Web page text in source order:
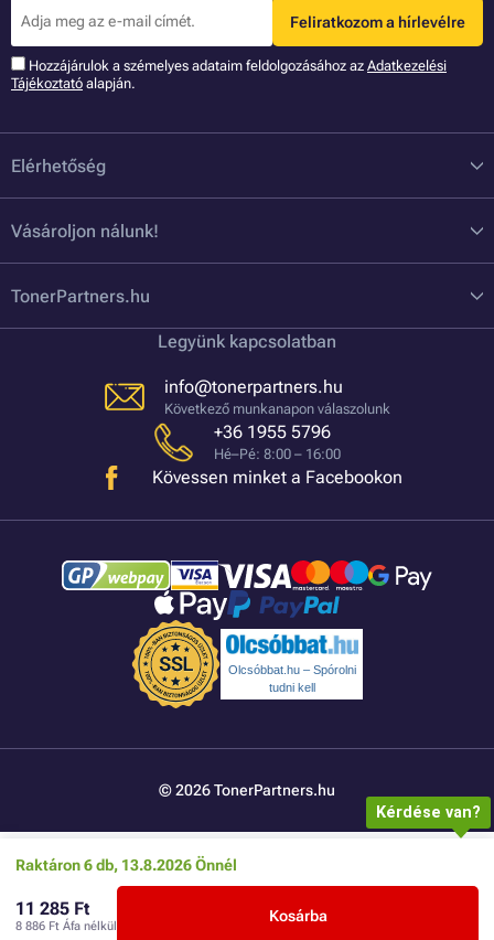
Raktáron 6 db, 13.8.2026 Önnél
11 285 Ft
8 886 Ft Áfa nélkül
Kosárba
Feliratkozom a hírlevélre
Hozzájárulok a szémelyes adataim feldolgozásához az Adatkezelési
Tájékoztató alapján.
Elérhetőség
Vásároljon nálunk!
TonerPartners.hu
Legyünk kapcsolatban
info@tonerpartners.hu
Következő munkanapon válaszolunk
+36 1955 5796
Hé–Pé: 8:00 – 16:00
Kövessen minket a Facebookon
Olcsóbbat.hu – Spórolni
tudni kell
© 2026 TonerPartners.hu
Kérdése van?